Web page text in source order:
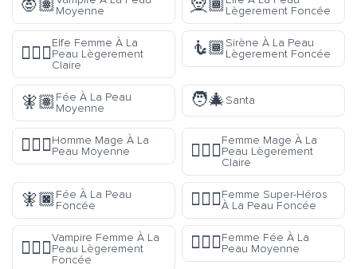
🧛🏽Moyenne
🧝🏾Lègerement Foncée
🧝🏼‍♀️
Elfe Femme À La
Peau Lègerement
Claire
🧜🏾Sirène À La Peau
Lègerement Foncée
🧚🏽Fée À La Peau
Moyenne
🧑‍🎄Santa
🧙🏽‍♂️Homme Mage À La
Peau Moyenne
🧙🏼‍♀️
Femme Mage À La
Peau Lègerement
Claire
🧚🏿Fée À La Peau
Foncée
🦸🏿‍♀️Femme Super-Héros
À La Peau Foncée
🧛🏾‍♀️
Vampire Femme À La
Peau Lègerement
Foncée
🧚🏽‍♀️Femme Fée À La
Peau Moyenne